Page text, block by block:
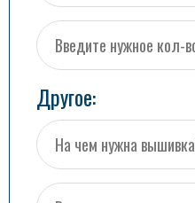
Другое: